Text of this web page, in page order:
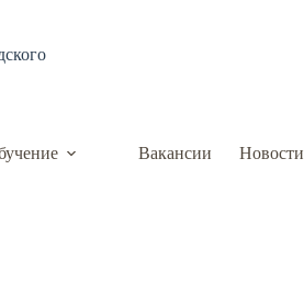
Вакансии Новости